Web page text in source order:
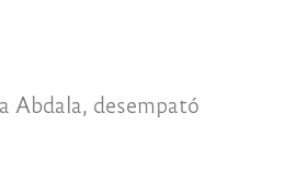
Abdala, desempató